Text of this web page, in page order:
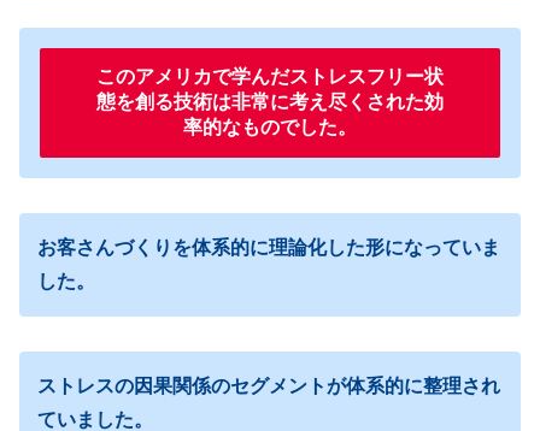
このアメリカで学んだストレスフリー状
態を創る技術は非常に考え尽くされた効
率的なものでした。
お客さんづくりを体系的に理論化した形になっていま
した。
ストレスの因果関係のセグメントが体系的に整理され
ていました。